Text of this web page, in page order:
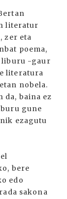
literatur
zer eta
poema,
liburu -gaur
literatura
nobela.
da, baina ez
gune
ezagutu
bere
edo
sakona